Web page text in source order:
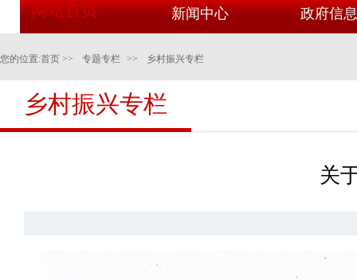
网站首页 新闻中心 政府信
您的位置:首页 >> 专题专栏 >> 乡村振兴专栏
乡村振兴专栏
关